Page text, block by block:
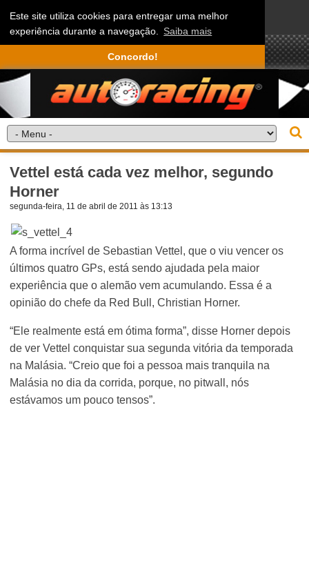
Este site utiliza cookies para entregar uma melhor
experiência durante a navegação. Saiba mais
Concordo!
Vettel está cada vez melhor, segundo
Horner
segunda-feira, 11 de abril de 2011 às 13:13
A forma incrível de Sebastian Vettel, que o viu vencer os
últimos quatro GPs, está sendo ajudada pela maior
experiência que o alemão vem acumulando. Essa é a
opinião do chefe da Red Bull, Christian Horner.
“Ele realmente está em ótima forma”, disse Horner depois
de ver Vettel conquistar sua segunda vitória da temporada
na Malásia. “Creio que foi a pessoa mais tranquila na
Malásia no dia da corrida, porque, no pitwall, nós
estávamos um pouco tensos”.